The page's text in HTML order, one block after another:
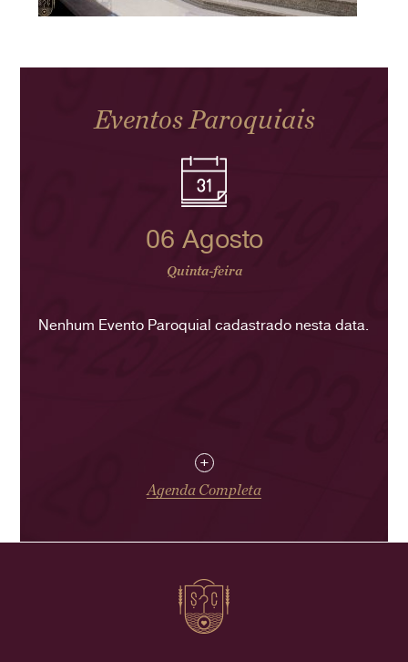
Eventos Paroquiais
06 Agosto
Quinta-feira
Nenhum Evento Paroquial cadastrado nesta data.
+
Agenda Completa